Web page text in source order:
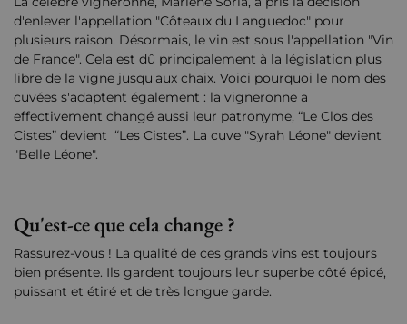
d'enlever l'appellation "Côteaux du Languedoc" pour
plusieurs raison. Désormais, le vin est sous l'appellation "Vin
de France". Cela est dû principalement à la législation plus
libre de la vigne jusqu'aux chaix. Voici pourquoi le nom des
cuvées s'adaptent également : la vigneronne a
effectivement changé aussi leur patronyme, “Le Clos des
Cistes” devient “Les Cistes”. La cuve "Syrah Léone" devient
"Belle Léone".
Qu'est-ce que cela change ?
Rassurez-vous ! La qualité de ces grands vins est toujours
bien présente. Ils gardent toujours leur superbe côté épicé,
puissant et étiré et de très longue garde.